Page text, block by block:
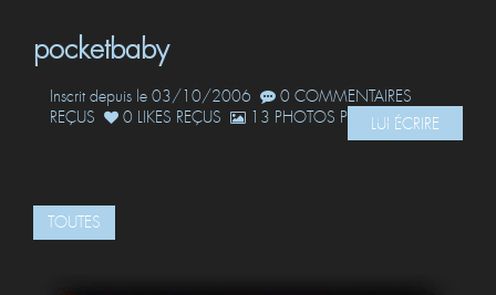
pocketbaby
Inscrit depuis le 03/10/2006
0 COMMENTAIRES
REÇUS
0 LIKES REÇUS 13 PHOTOS POSTÉESLUI ÉCRIRE
TOUTES